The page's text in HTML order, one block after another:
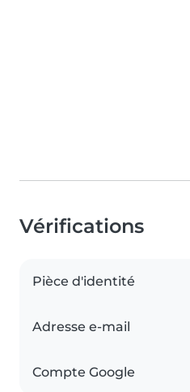
Vérifications
Pièce d'identité
Adresse e-mail
Compte Google